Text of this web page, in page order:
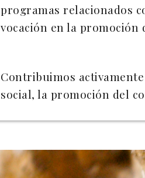
programas relacionados
vocación en la promoción
Contribuimos
social, la promoción del